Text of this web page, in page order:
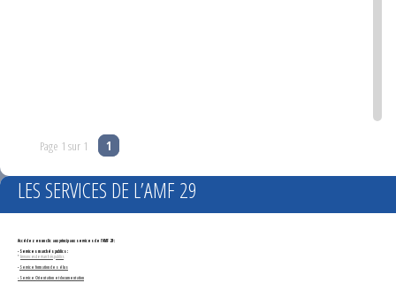
Page 1 sur 1 1
LES SERVICES DE L’AMF 29
Accédez en un clic aux principaux services de l'AMF 29 :
- Services marchés publics :
*Annonces de marchés publics
-Service formation des élus
- Service Orientation et documentation